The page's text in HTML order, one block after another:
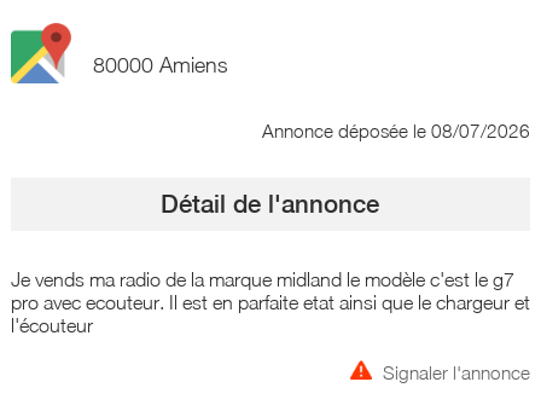
80000 Amiens
Annonce déposée le 08/07/2026
Détail de l'annonce
Je vends ma radio de la marque midland le modèle c'est le g7
pro avec ecouteur. Il est en parfaite etat ainsi que le chargeur et
l'écouteur
Signaler l'annonce